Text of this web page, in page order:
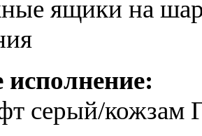
ящики на
исполнение:
серый/кожзам